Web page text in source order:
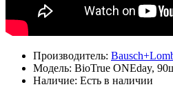
Производитель:
Модель: BioTrue ONEday,
Наличие: Есть в наличии